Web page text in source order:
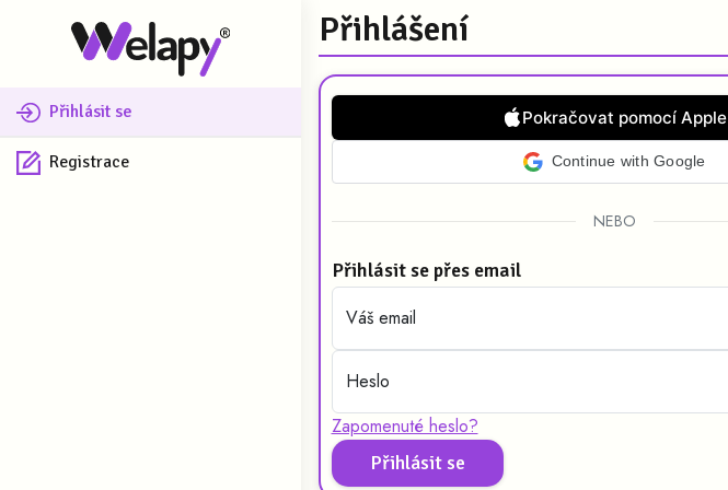
Přihlásit se
Registrace
Přihlášení
Pokračovat pomocí Apple
Continue with Google
NEBO
Přihlásit se přes email
Váš email
Heslo
Zapomenuté heslo?
Přihlásit se